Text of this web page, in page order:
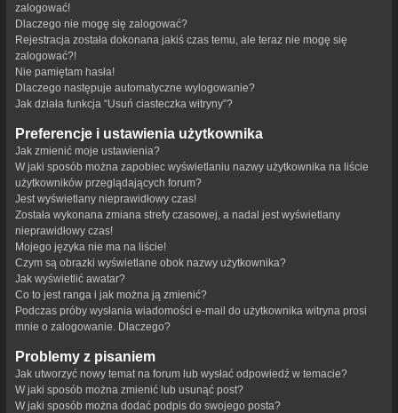
zalogować!
Dlaczego nie mogę się zalogować?
Rejestracja została dokonana jakiś czas temu, ale teraz nie mogę się
zalogować?!
Nie pamiętam hasła!
Dlaczego następuje automatyczne wylogowanie?
Jak działa funkcja “Usuń ciasteczka witryny”?
Preferencje i ustawienia użytkownika
Jak zmienić moje ustawienia?
W jaki sposób można zapobiec wyświetlaniu nazwy użytkownika na liście
użytkowników przeglądających forum?
Jest wyświetlany nieprawidłowy czas!
Została wykonana zmiana strefy czasowej, a nadal jest wyświetlany
nieprawidłowy czas!
Mojego języka nie ma na liście!
Czym są obrazki wyświetlane obok nazwy użytkownika?
Jak wyświetlić awatar?
Co to jest ranga i jak można ją zmienić?
Podczas próby wysłania wiadomości e-mail do użytkownika witryna prosi
mnie o zalogowanie. Dlaczego?
Problemy z pisaniem
Jak utworzyć nowy temat na forum lub wysłać odpowiedź w temacie?
W jaki sposób można zmienić lub usunąć post?
W jaki sposób można dodać podpis do swojego posta?